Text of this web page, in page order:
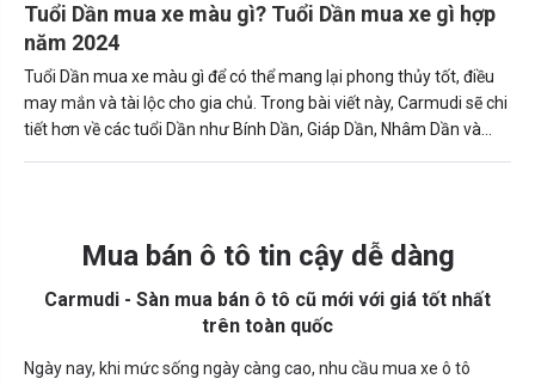
Tuổi Dần mua xe màu gì? Tuổi Dần mua xe gì hợp
năm 2024
Tuổi Dần mua xe màu gì để có thể mang lại phong thủy tốt, điều
may mắn và tài lộc cho gia chủ. Trong bài viết này, Carmudi sẽ chi
tiết hơn về các tuổi Dần như Bính Dần, Giáp Dần, Nhâm Dần và
Mua bán ô tô tin cậy dễ dàng
Carmudi - Sàn mua bán ô tô cũ mới với giá tốt nhất
trên toàn quốc
Ngày nay, khi mức sống ngày càng cao, nhu cầu mua xe ô tô